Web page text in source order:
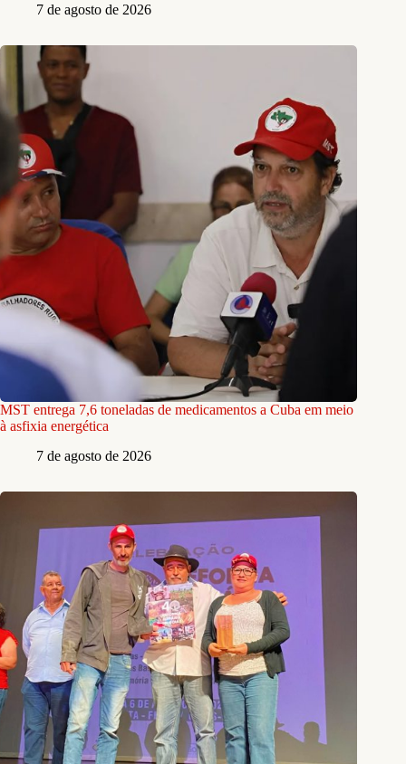
7 de agosto de 2026
MST entrega 7,6 toneladas de medicamentos a Cuba em meio
à asfixia energética
7 de agosto de 2026